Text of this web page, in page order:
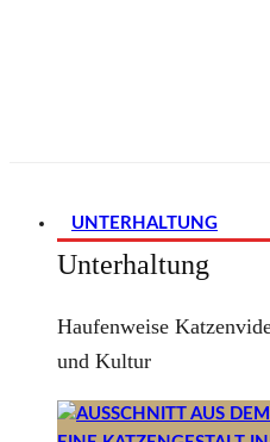
UNTERHALTUNG
Unterhaltung
Haufenweise
und Kultur